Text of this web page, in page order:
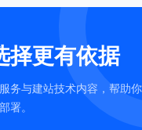
择更有依据
务与建站技术内容，帮助你
署。